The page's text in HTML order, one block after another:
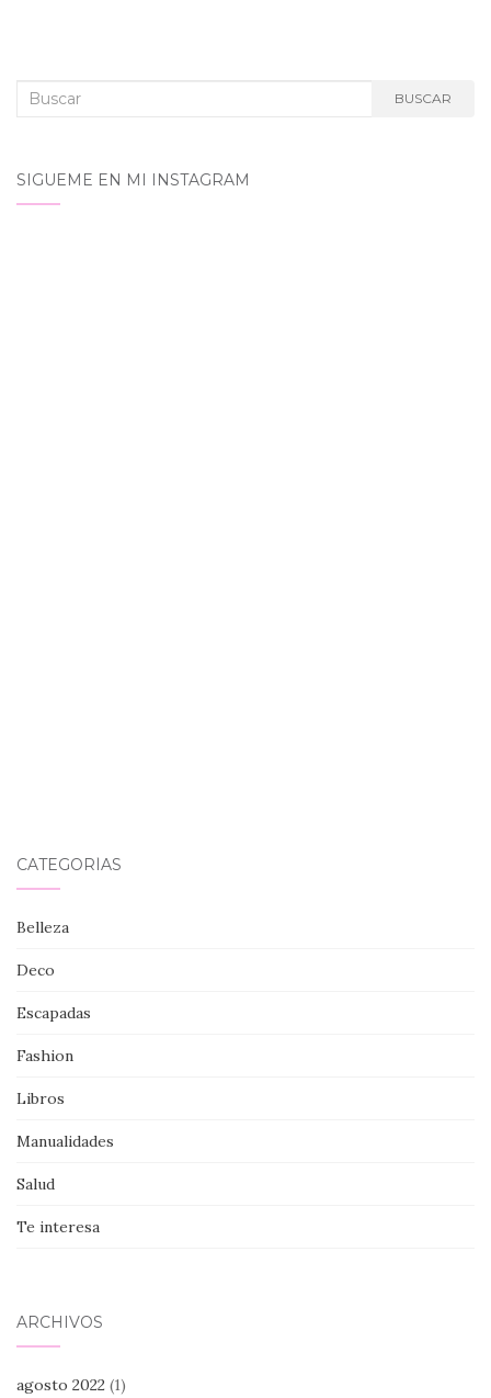
Buscar: BUSCAR
SIGUEME EN MI INSTAGRAM
CATEGORÍAS
Belleza
Deco
Escapadas
Fashion
Libros
Manualidades
Salud
Te interesa
ARCHIVOS
agosto 2022 (1)